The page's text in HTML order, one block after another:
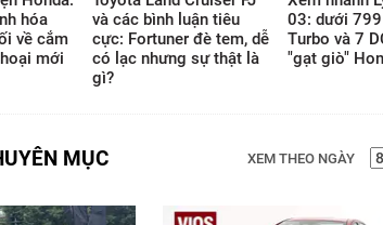
hóa
về cắm
mới
và các bình luận tiêu
cực: Fortuner đè tem, dễ
có lạc nhưng sự thật là
gì?
03: dưới
Turbo và 7
"gạt giò"
MỤC XEM THEO NGÀY